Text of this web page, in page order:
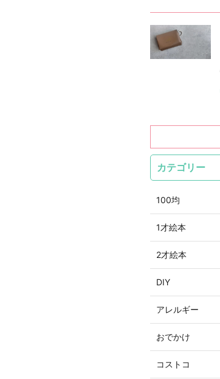
カテゴリー
100均
1才絵本
2才絵本
DIY
アレルギー
おでかけ
コストコ